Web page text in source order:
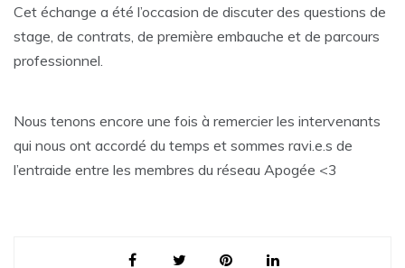
Cet échange a été l’occasion de discuter des questions de
stage, de contrats, de première embauche et de parcours
professionnel.
Nous tenons encore une fois à remercier les intervenants
qui nous ont accordé du temps et sommes ravi.e.s de
l’entraide entre les membres du réseau Apogée <3